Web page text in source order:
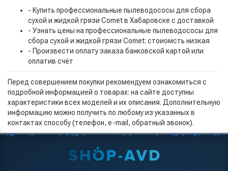
- Купить профессиональные пылеводососы для сбора
сухой и жидкой грязи Comet в Хабаровске с доставкой
- Узнать цены на профессиональные пылеводососы для
сбора сухой и жидкой грязи Comet: стоиомсть низкая
- Произвести оплату заказа банковской картой или
оплатив счёт
Перед совершением покупки рекомендуем ознакомиться с
подробной информацией о товарах: на сайте доступны
характеристики всех моделей и их описания. Дополнительную
информацию можно получить по любому из указанных в
контактах способу (телефон, e-mail, обратный звонок).